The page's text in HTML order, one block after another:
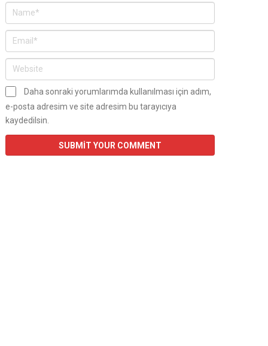
Daha sonraki yorumlarımda kullanılması için adım,
e-posta adresim ve site adresim bu tarayıcıya
kaydedilsin.